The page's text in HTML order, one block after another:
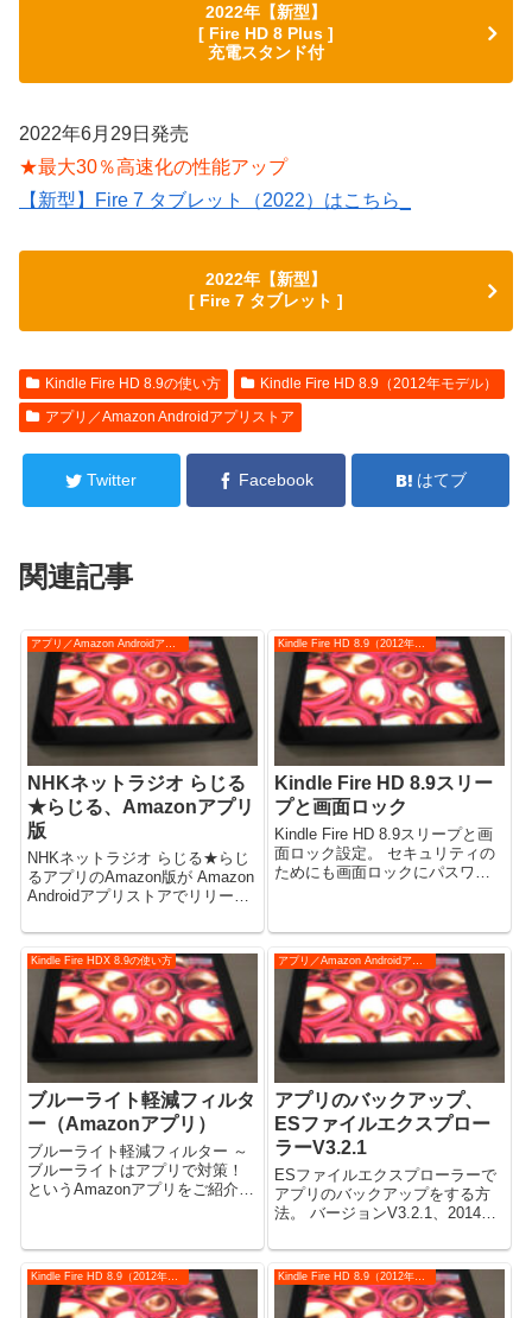
2022年【新型】
[ Fire HD 8 Plus ]
充電スタンド付
2022年6月29日発売
★最大30％高速化の性能アップ
【新型】Fire 7 タブレット（2022）はこちら_
2022年【新型】
[ Fire 7 タブレット ]
Kindle Fire HD 8.9の使い方
Kindle Fire HD 8.9（2012年モデル）
アプリ／Amazon Androidアプリストア
Twitter Facebook はてブ
関連記事
NHKネットラジオ らじる
★らじる、Amazonアプリ
版
NHKネットラジオ らじる★らじ
るアプリのAmazon版が Amazon
Androidアプリストアでリリース
Kindle Fire HD 8.9スリー
プと画面ロック
Kindle Fire HD 8.9スリープと画
面ロック設定。 セキュリティの
ためにも画面ロックにパスワー
Kindle Fire HDX 8.9の使い方
ブルーライト軽減フィルタ
ー（Amazonアプリ）
ブルーライト軽減フィルター ～
ブルーライトはアプリで対策！
というAmazonアプリをご紹介。
アプリのバックアップ、
ESファイルエクスプロー
ラーV3.2.1
ESファイルエクスプローラーで
アプリのバックアップをする方
法。 バージョンV3.2.1、2014年
画面構成、操作方法が変わった
ので改めて解説します。（※解
説動画あり） （この記事は
Android端末、Goog...
Kindle Fire HD 8.9（2012年モデル） Kindle Fire HD 8.9（2012年モデル）